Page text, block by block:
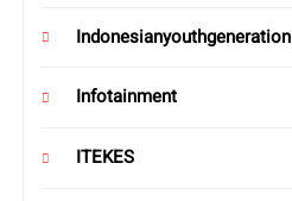
Indonesianyouthgeneration
Infotainment
ITEKES